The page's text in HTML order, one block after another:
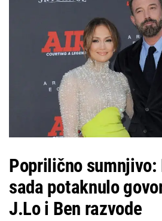
Poprilično sumnjivo:
sada potaknulo
J.Lo i Ben razvode